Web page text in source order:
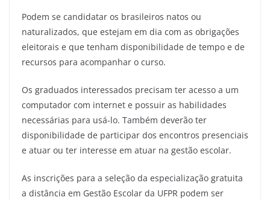
Podem se candidatar os brasileiros natos ou
naturalizados, que estejam em dia com as obrigações
eleitorais e que tenham disponibilidade de tempo e de
recursos para acompanhar o curso.
Os graduados interessados precisam ter acesso a um
computador com internet e possuir as habilidades
necessárias para usá-lo. Também deverão ter
disponibilidade de participar dos encontros presenciais
e atuar ou ter interesse em atuar na gestão escolar.
As inscrições para a seleção da especialização gratuita
a distância em Gestão Escolar da UFPR podem ser